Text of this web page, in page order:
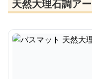
天然大理石調ア